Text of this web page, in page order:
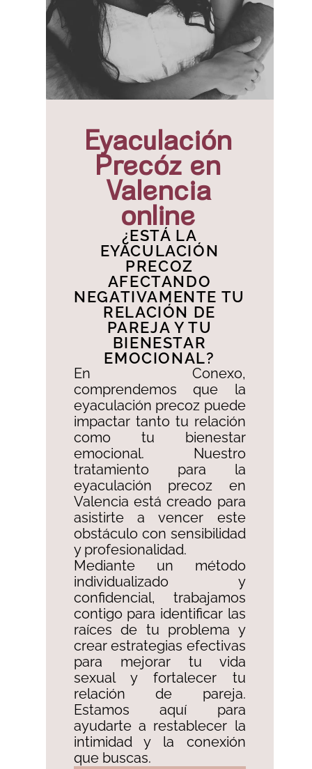
Eyaculación
Precóz en
Valencia
online
¿ESTÁ LA
EYACULACIÓN
PRECOZ
AFECTANDO
NEGATIVAMENTE TU
RELACIÓN DE
PAREJA Y TU
BIENESTAR
EMOCIONAL?​
En Conexo,
comprendemos que la
eyaculación precoz puede
impactar tanto tu relación
como tu bienestar
emocional. Nuestro
tratamiento para la
eyaculación precoz en
Valencia está creado para
asistirte a vencer este
obstáculo con sensibilidad
y profesionalidad. ​
Mediante un método
individualizado y
confidencial, trabajamos
contigo para identificar las
raíces de tu problema y
crear estrategias efectivas
para mejorar tu vida
sexual y fortalecer tu
relación de pareja.
Estamos aquí para
ayudarte a restablecer la
intimidad y la conexión
que buscas.